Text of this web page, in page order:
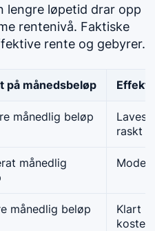
lengre løpetid drar opp
rentenivå. Faktiske
rente og gebyrer.
på månedsbeløp Effekt
månedlig beløp
raskt
månedlig
månedlig beløp
Klart
koster